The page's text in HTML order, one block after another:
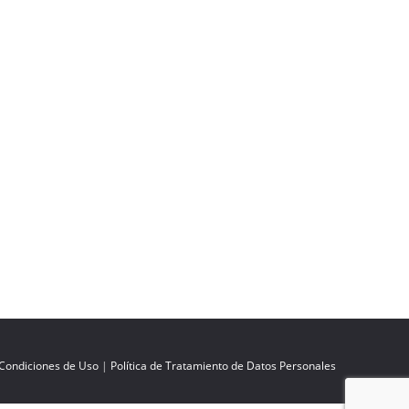
de Uso | Política de Tratamiento de Datos Personales